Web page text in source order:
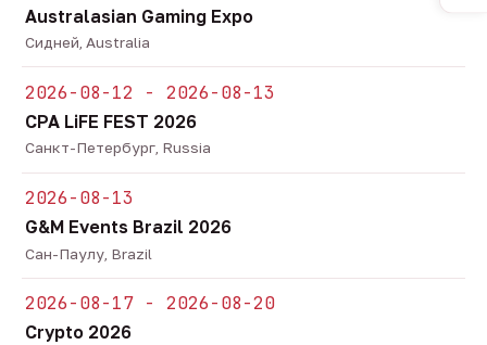
Australasian Gaming Expo
Сидней, Australia
2026-08-12 - 2026-08-13
CPA LiFE FEST 2026
Санкт-Петербург, Russia
2026-08-13
G&M Events Brazil 2026
Сан-Паулу, Brazil
2026-08-17 - 2026-08-20
Crypto 2026